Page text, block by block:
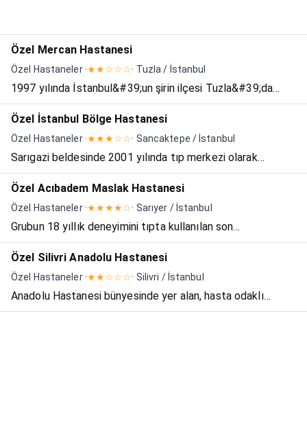
Özel Mercan Hastanesi
Özel Hastaneler ·★★☆☆☆· Tuzla / İstanbul
1997 yılında İstanbul&#39;un şirin ilçesi Tuzla&#39;da
küçük bir klinik olarak açılmış olup, 2007 yılında tıp merkezi
olarak yeni binasında hizmet vermeye devam etmiş ve
2012 yılı itibari ile hastane olarak hizmet vermey...
Özel İstanbul Bölge Hastanesi
Özel Hastaneler ·★★★☆☆· Sancaktepe / İstanbul
Sarıgazi beldesinde 2001 yılında tıp merkezi olarak
hizmete başlayan kurumumuz, 2003 yılında beldenin ilk ve
tek hastanesine dönüştürüldü. 17 Yıl boyunca güçlü, sağlık
çalışan kadrosuyla, başarılı çalışmalarıyla öne çıka...
Özel Acıbadem Maslak Hastanesi
Özel Hastaneler ·★★★★☆· Sarıyer / İstanbul
Grubun 18 yıllık deneyimini tıpta kullanılan son
teknolojilerle birleştiren Acıbadem Maslak Hastanesi,
2009 yılında hizmete girdi. 40000 m2'lik kapalı alana sahip
hastane, mimari teknolojik altyapısı, cihaz donanımı, bir...
Özel Silivri Anadolu Hastanesi
Özel Hastaneler ·★★☆☆☆· Silivri / İstanbul
Anadolu Hastanesi bünyesinde yer alan, hasta odaklı
hizmet anlayışı, ileri tanı ve tedavi yöntemleri ile hizmet